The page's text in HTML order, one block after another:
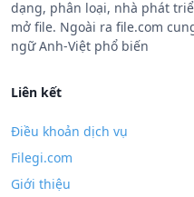
dạng, phân loại, nhà phát
mở file. Ngoài ra file.com
ngữ Anh-Việt phổ biến
Liên kết
Điều khoản dịch vụ
Filegi.com
Giới thiệu